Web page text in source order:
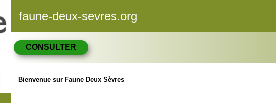
faune-deux-sevres.org
CONSULTER
Bienvenue sur Faune Deux Sèvres